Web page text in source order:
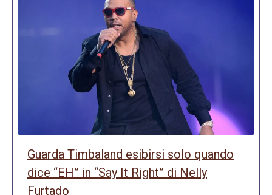
Guarda Timbaland esibirsi solo quando
dice “EH” in “Say It Right” di Nelly
Furtado